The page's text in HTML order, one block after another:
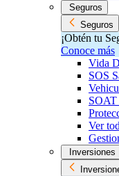
Seguros
Seguros
¡Obtén tu
Conoce más
Vida
SOS
Ver
Inversiones